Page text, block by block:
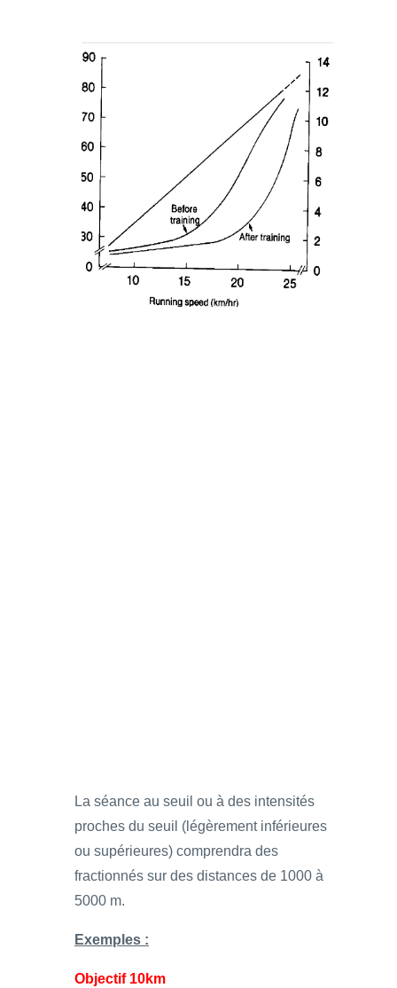
La séance au seuil ou à des intensités
proches du seuil (légèrement inférieures
ou supérieures) comprendra des
fractionnés sur des distances de 1000 à
5000 m.
Exemples :
Objectif 10km